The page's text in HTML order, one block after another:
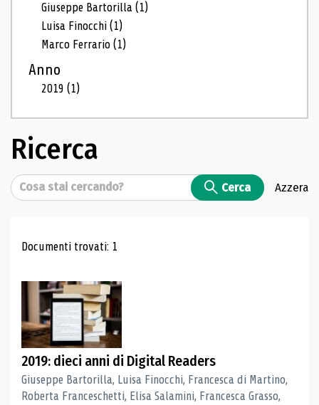
Giuseppe Bartorilla(1)
Luisa Finocchi(1)
Marco Ferrario(1)
Anno
2019(1)
Ricerca
Cerca Cerca Azzera
Risultati di ricerca
Documenti trovati: 1
2019: dieci anni di Digital Readers
Giuseppe Bartorilla, Luisa Finocchi, Francesca di Martino,
Roberta Franceschetti, Elisa Salamini, Francesca Grasso,